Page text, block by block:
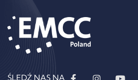
ŚLEDŹ NAS NA